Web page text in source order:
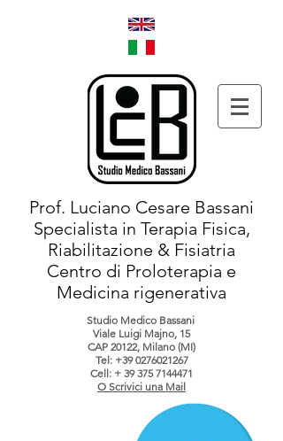
Prof. Luciano Cesare Bassani
Specialista in Terapia Fisica,
Riabilitazione & Fisiatria
Centro di Proloterapia e
Medicina rigenerativa
Studio Medico Bassani
Viale Luigi Majno, 15
CAP 20122, Milano (MI)
Tel: +39 0276021267
Cell: + 39 375 7144471
O Scrivici una Mail